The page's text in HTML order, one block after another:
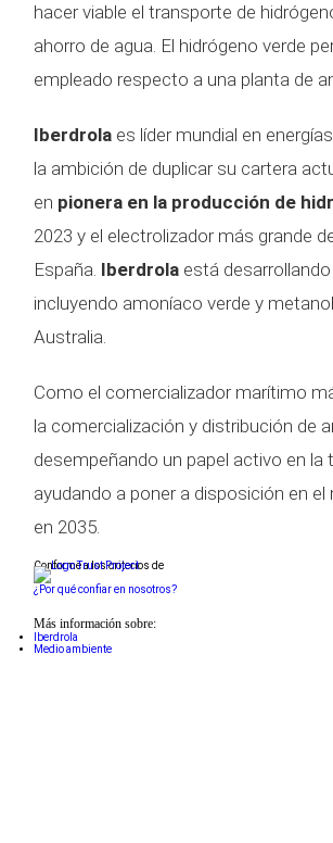
hacer viable el transporte de
ahorro de agua. El hidrógeno verde
empleado respecto a una planta de
Iberdrola es líder mundial en
la ambición de duplicar su cartera
en pionera en la producción de
2023 y el electrolizador más grande
España. Iberdrola está
incluyendo amoníaco verde y
Australia.
Como el comercializador marítimo
la comercialización y distribución de
desempeñando un papel activo en
ayudando a poner a disposición en
en 2035.
Conforme a los criterios de
¿Por qué confiar en nosotros?
Más información sobre:
Iberdrola
Medio ambiente